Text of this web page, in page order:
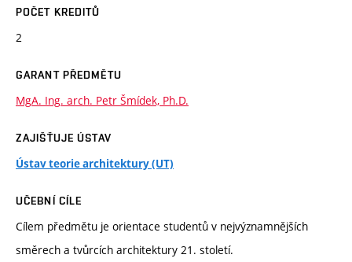
POČET KREDITŮ
2
GARANT PŘEDMĚTU
MgA. Ing. arch. Petr Šmídek, Ph.D.
ZAJIŠŤUJE ÚSTAV
Ústav teorie architektury (UT)
UČEBNÍ CÍLE
Cílem předmětu je orientace studentů v nejvýznamnějších
směrech a tvůrcích architektury 21. století.